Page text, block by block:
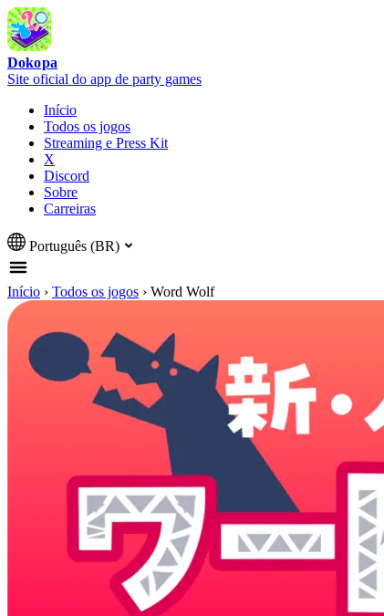
Dokopa
Site oficial do app de party games
Início
Todos os jogos
Streaming e Press Kit
X
Discord
Sobre
Carreiras
Português (BR)
Início › Todos os jogos › Word Wolf